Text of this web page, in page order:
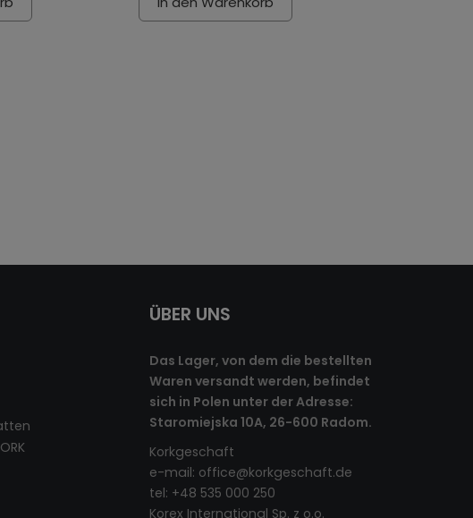
ÜBER UNS
Das Lager, von dem die bestellten
Waren versandt werden, befindet
sich in Polen unter der Adresse:
Staromiejska 10A, 26-600 Radom.
Korkgeschaft
e-mail: office@korkgeschaft.de
tel: +48 535 000 250
Korex International Sp. z o.o.